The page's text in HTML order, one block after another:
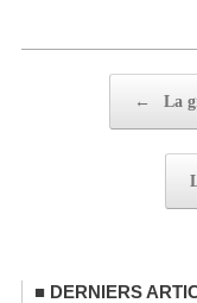
←
La
DERNIERS